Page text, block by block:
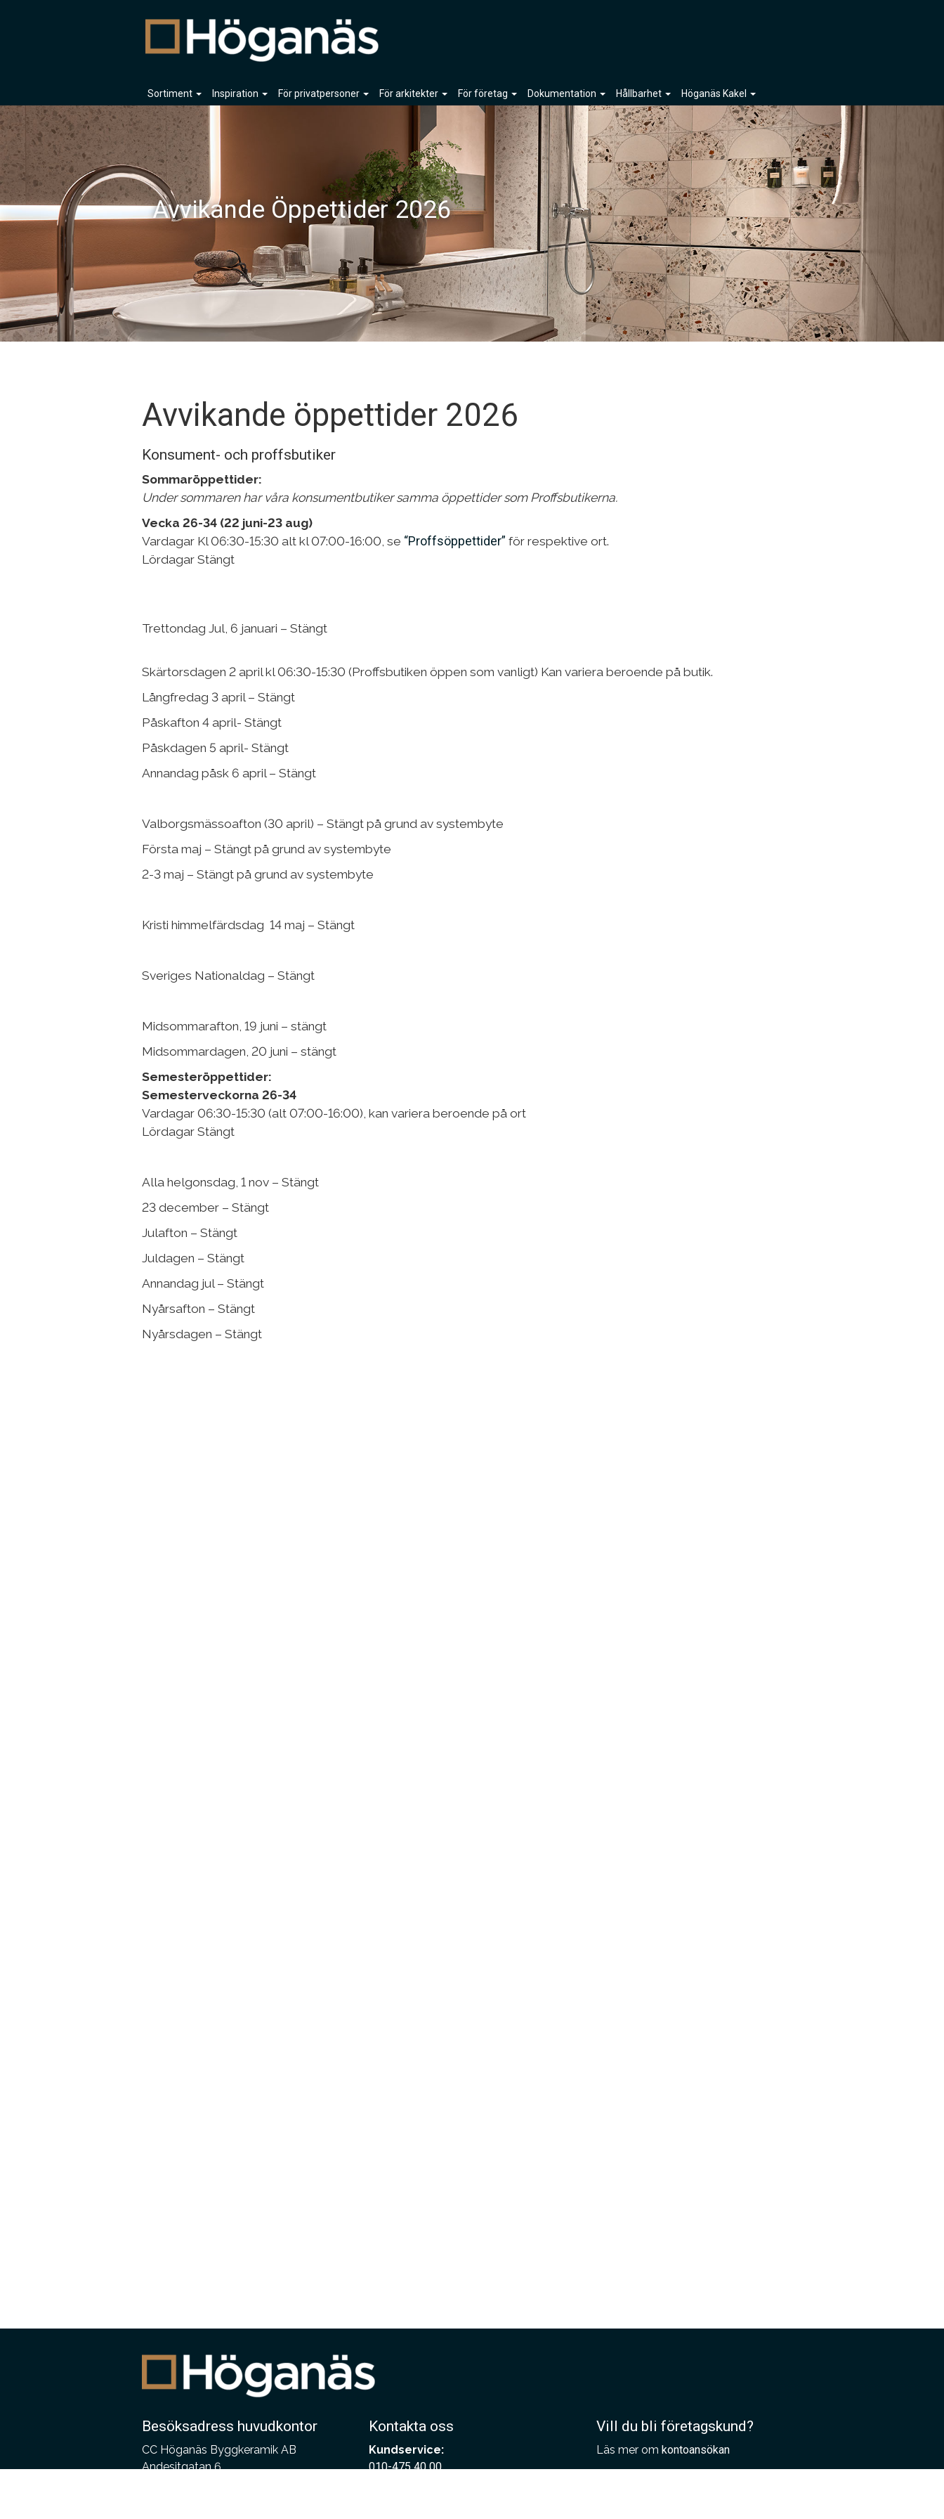
Sortiment Inspiration För privatpersoner För arkitekter För företag Dokumentation Hållbarhet Höganäs Kakel
Avvikande Öppettider 2026
Avvikande öppettider 2026
Konsument- och proffsbutiker
Sommaröppettider:
Under sommaren har våra konsumentbutiker samma öppettider som Proffsbutikerna.
Vecka 26-34 (22 juni-23 aug)
Vardagar Kl 06:30-15:30 alt kl 07:00-16:00, se “Proffsöppettider” för respektive ort.
Lördagar Stängt
Trettondag Jul, 6 januari – Stängt
Skärtorsdagen 2 april kl 06:30-15:30 (Proffsbutiken öppen som vanligt) Kan variera beroende på butik.
Långfredag 3 april – Stängt
Påskafton 4 april- Stängt
Påskdagen 5 april- Stängt
Annandag påsk 6 april – Stängt
Valborgsmässoafton (30 april) – Stängt på grund av systembyte
Första maj – Stängt på grund av systembyte
2-3 maj – Stängt på grund av systembyte
Kristi himmelfärdsdag 14 maj – Stängt
Sveriges Nationaldag – Stängt
Midsommarafton, 19 juni – stängt
Midsommardagen, 20 juni – stängt
Semesteröppettider:
Semesterveckorna 26-34
Vardagar 06:30-15:30 (alt 07:00-16:00), kan variera beroende på ort
Lördagar Stängt
Alla helgonsdag, 1 nov – Stängt
23 december – Stängt
Julafton – Stängt
Juldagen – Stängt
Annandag jul – Stängt
Nyårsafton – Stängt
Nyårsdagen – Stängt
Besöksadress huvudkontor
CC Höganäs Byggkeramik AB
Andesitgatan 6
Kontakta oss
Kundservice:
010-475 40 00
Vill du bli företagskund?
Läs mer om kontoansökan